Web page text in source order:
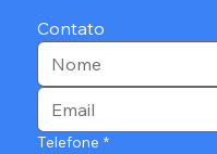
Contato
Telefone *